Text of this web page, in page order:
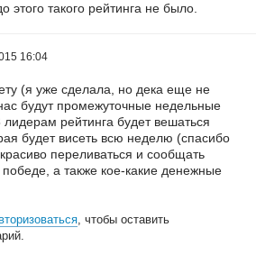
этого такого рейтинга не было.
16:04
(я уже сделала, но дека еще не
будут промежуточные недельные
лидерам рейтинга будет вешаться
будет висеть всю неделю (спасибо
переливаться и сообщать
а также кое-какие денежные
, чтобы оставить